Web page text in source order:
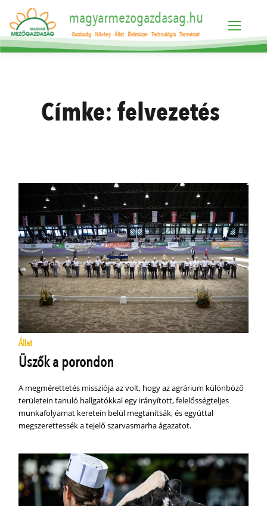
magyarmezogazdasag.hu
Gazdaság Növény Állat Élelmiszer Technológia Természet
Címke:felvezetés
Állat
Üszők a porondon
A megmérettetés missziója az volt, hogy az agrárium különböző
területein tanuló hallgatókkal egy irányított, felelősségteljes
munkafolyamat keretein belül megtanítsák, és egyúttal
megszerettessék a tejelő szarvasmarha ágazatot.